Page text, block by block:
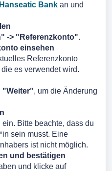
Bank an und
-> "Referenzkonto".
einsehen
Referenzkonto
es verwendet wird.
"Weiter", um die Änderung
Bitte beachte, dass du
sein musst. Eine
ist nicht möglich.
und bestätigen
und klicke auf